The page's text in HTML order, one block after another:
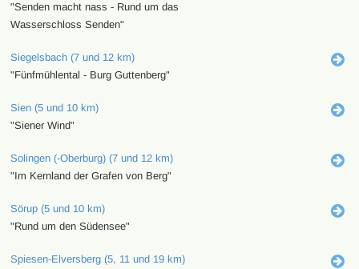
"Senden macht nass - Rund um das
Wasserschloss Senden"
Siegelsbach (7 und 12 km)
"Fünfmühlental - Burg Guttenberg"
Sien (5 und 10 km)
"Siener Wind"
Solingen (-Oberburg) (7 und 12 km)
"Im Kernland der Grafen von Berg"
Sörup (5 und 10 km)
"Rund um den Südensee"
Spiesen-Elversberg (5, 11 und 19 km)